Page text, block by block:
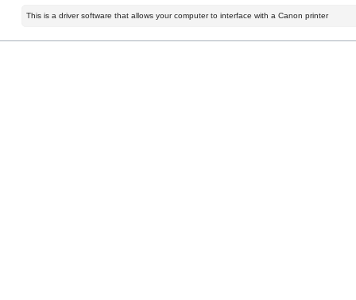
This is a driver software that allows your computer to interface with a Canon printer